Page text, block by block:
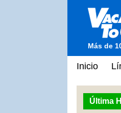
Más de
Inicio
Última